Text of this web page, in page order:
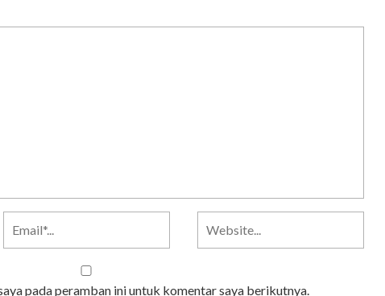
pada peramban ini untuk komentar saya berikutnya.